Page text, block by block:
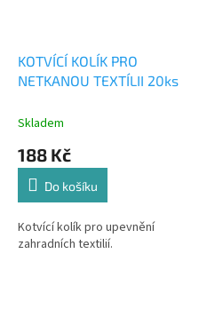
KOTVÍCÍ KOLÍK PRO
NETKANOU TEXTÍLII 20ks
Skladem
188 Kč
Do košíku
Kotvící kolík pro upevnění
zahradních textilií.